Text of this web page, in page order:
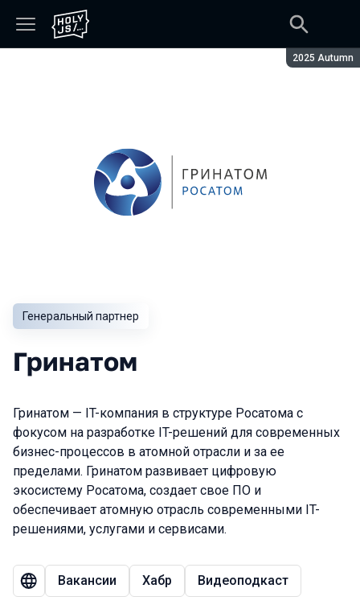
Сезон:
2025 Autumn
Генеральный партнер
Гринатом
Гринатом — IT-компания в структуре Росатома с
фокусом на разработке IT-решений для современных
бизнес-процессов в атомной отрасли и за ее
пределами. Гринатом развивает цифровую
экосистему Росатома, создает свое ПО и
обеспечивает атомную отрасль современными IT-
решениями, услугами и сервисами.
Вакансии Хабр Видеоподкаст